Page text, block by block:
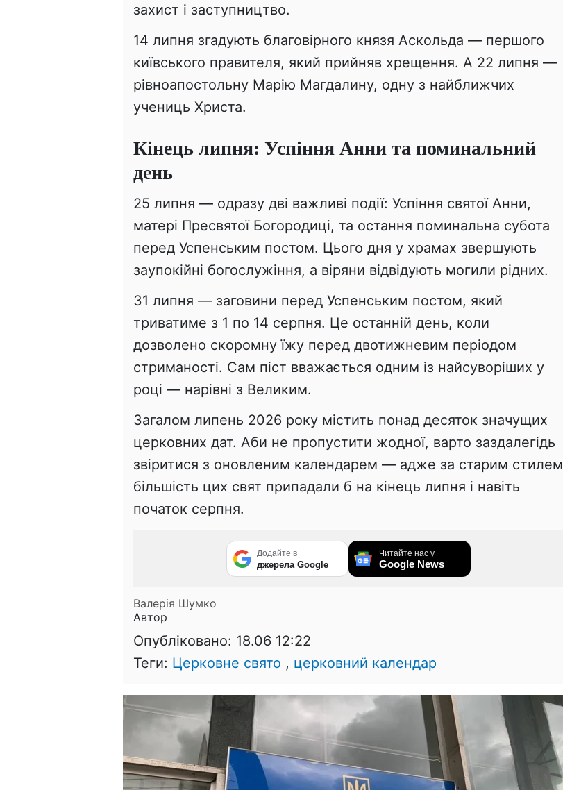
захист і заступництво.
14 липня згадують благовірного князя Аскольда — першого
київського правителя, який прийняв хрещення. А 22 липня —
рівноапостольну Марію Магдалину, одну з найближчих
учениць Христа.
Кінець липня: Успіння Анни та поминальний
день
25 липня — одразу дві важливі події: Успіння святої Анни,
матері Пресвятої Богородиці, та остання поминальна субота
перед Успенським постом. Цього дня у храмах звершують
заупокійні богослужіння, а віряни відвідують могили рідних.
31 липня — заговини перед Успенським постом, який
триватиме з 1 по 14 серпня. Це останній день, коли
дозволено скоромну їжу перед двотижневим періодом
стриманості. Сам піст вважається одним із найсуворіших у
році — нарівні з Великим.
Загалом липень 2026 року містить понад десяток значущих
церковних дат. Аби не пропустити жодної, варто заздалегідь
звіритися з оновленим календарем — адже за старим стилем
більшість цих свят припадали б на кінець липня і навіть
початок серпня.
Додайте в
джерела Google
Читайте нас у
Google News
Валерія Шумко
Автор
Опубліковано: 18.06 12:22
Теги: Церковне свято , церковний календар